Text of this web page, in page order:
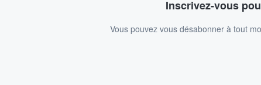
Inscrivez-vous
Vous pouvez vous désabonner à tout